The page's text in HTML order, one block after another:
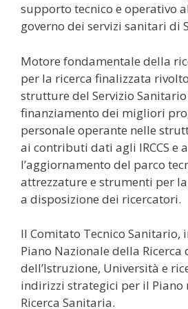
supporto tecnico e operativo
governo dei servizi sanitari di
Motore fondamentale della
per la ricerca finalizzata
strutture del Servizio
finanziamento dei migliori
personale operante nelle
ai contributi dati agli IRCCS e
l’aggiornamento del parco
attrezzature e strumenti per
a disposizione dei ricercatori.
Il Comitato Tecnico Sanitario,
Piano Nazionale della
dell’Istruzione, Università e
indirizzi strategici per il Piano
Ricerca Sanitaria.